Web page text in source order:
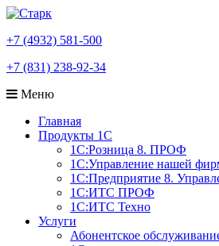
+7 (4932) 581-500
+7 (831) 238-92-34
Меню
Главная
Продукты 1С
1С:Розница 8. ПРОФ
1С:Управление нашей
1С:Предприятие 8.
1С:ИТС ПРОФ
1С:ИТС Техно
Услуги
Абонентское